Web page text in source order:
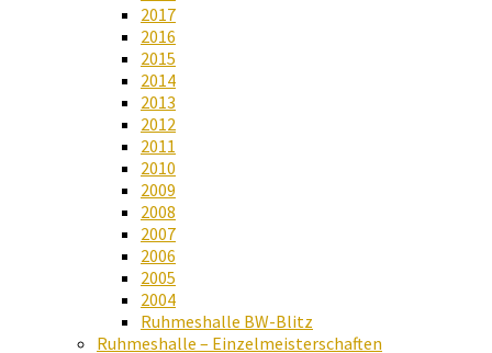
2017
2016
2015
2014
2013
2012
2011
2010
2009
2008
2007
2006
2005
2004
Ruhmeshalle BW-Blitz
Ruhmeshalle – Einzelmeisterschaften